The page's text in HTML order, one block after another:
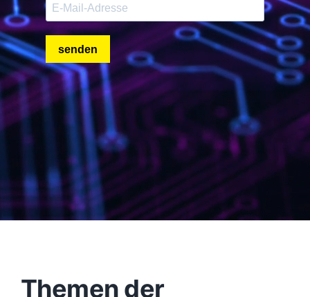
Themen der